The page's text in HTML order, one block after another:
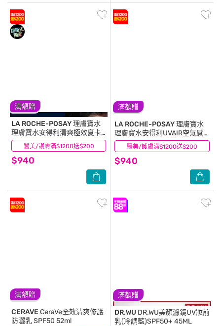
滿額贈
醫美/護膚滿$1200送$200
LA ROCHE-POSAY 理膚寶水
理膚寶水安得利清爽極效夏卡
防曬液50ml
$940
(18)
滿額贈
醫美/護膚滿$1200送$200
LA ROCHE-POSAY 理膚寶水
理膚寶水安得利UVAIR空氣感
極效精華防曬50ml
$940
(2)
滿額贈
CERAVE CeraVe全效清爽修護
防曬乳 SPF50 52ml
滿額贈
DR.WU DR.WU美顏濾鏡UV妝前
乳(冷調藍)SPF50+ 45ML